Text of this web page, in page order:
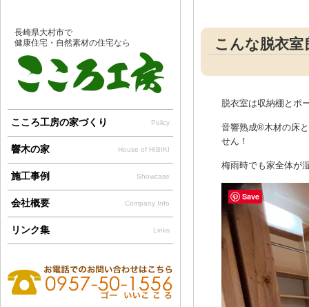
こんな脱衣室
脱衣室は収納棚とポ
音響熟成®︎木材の床
せん！
梅雨時でも家全体が
長崎県大村市で
健康住宅・自然素材の住宅なら
こころ工房の家づくり Policy
響木の家 House of HIBIKI
施工事例 Showcase
会社概要 Company Info
リンク集 Links
Save